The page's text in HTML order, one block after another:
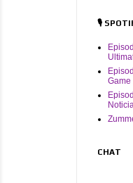
🎙️
Game
CHAT